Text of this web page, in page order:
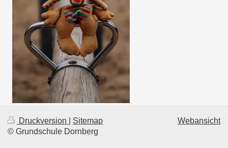
Druckversion
Sitemap
© Grundschule Dornberg
Webansicht